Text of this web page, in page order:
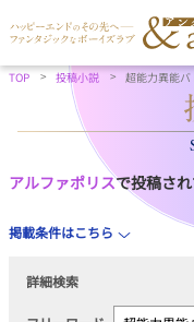
TOP 投稿小説 超能力異能
アルファポリスで投稿さ
掲載条件はこちら
詳細検索